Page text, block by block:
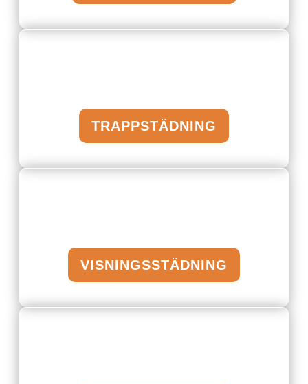
TRAPPSTÄDNING
VISNINGSSTÄDNING